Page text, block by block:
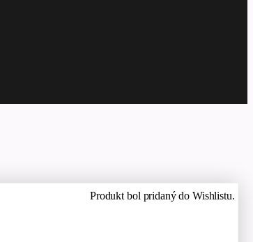
Produkt bol pridaný do Wishlistu.